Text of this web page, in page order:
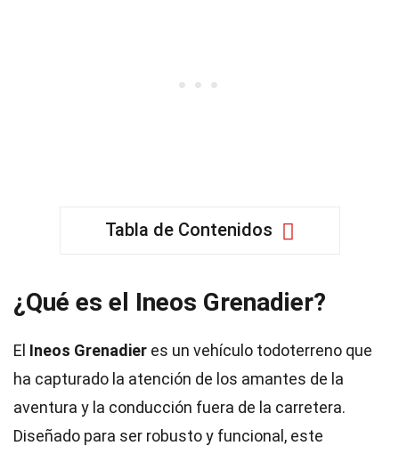
Tabla de Contenidos
¿Qué es el Ineos Grenadier?
El Ineos Grenadier es un vehículo todoterreno que
ha capturado la atención de los amantes de la
aventura y la conducción fuera de la carretera.
Diseñado para ser robusto y funcional, este